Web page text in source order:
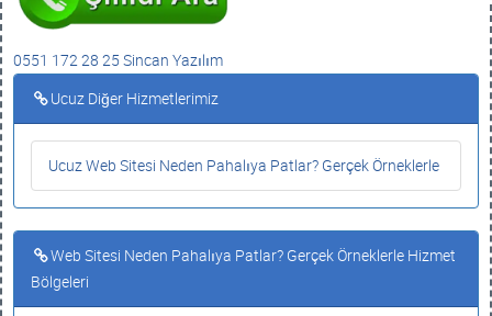
0551 172 28 25 Sincan Yazılım
Ucuz Diğer Hizmetlerimiz
Ucuz Web Sitesi Neden Pahalıya Patlar? Gerçek Örneklerle
Web Sitesi Neden Pahalıya Patlar? Gerçek Örneklerle Hizmet
Bölgeleri